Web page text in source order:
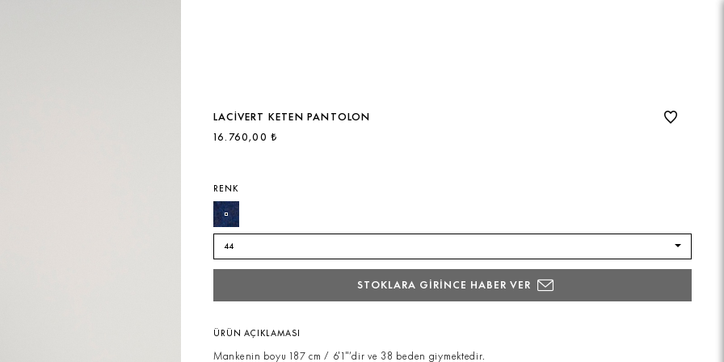
LACIVERT KETEN PANTOLON
16.760,00 ₺
RENK
44
STOKLARA GİRİNCE HABER VER
ÜRÜN AÇIKLAMASI
Mankenin boyu 187 cm / 6'1"’dir ve 38 beden giymektedir.